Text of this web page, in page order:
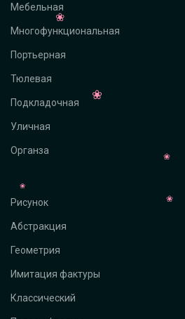
Мебельная
Многофункциональная
Портьерная
Тюлевая
Подкладочная
Уличная
Органза
Рисунок
Абстракция
Геометрия
Имитация фактуры
Классический